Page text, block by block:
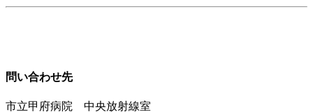
問い合わせ先
市立甲府病院 中央放射線室